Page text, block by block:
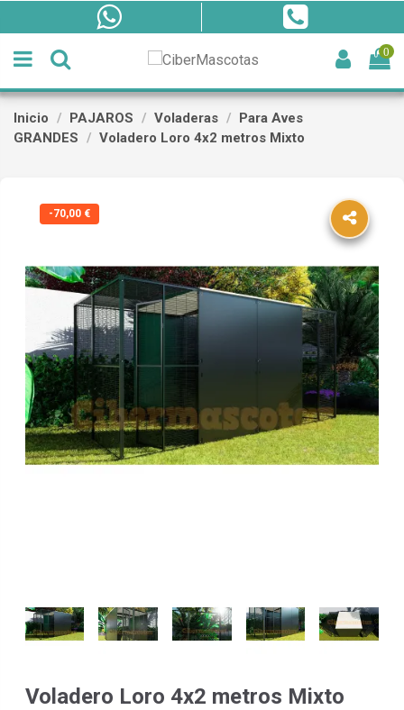
0
Inicio PAJAROS Voladeras
Para Aves
GRANDES
Voladero Loro 4x2 metros Mixto
-70,00 €
Voladero Loro 4x2 metros Mixto